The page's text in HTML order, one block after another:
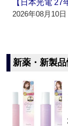
【日本光電
2026年08月10日
新薬・新製